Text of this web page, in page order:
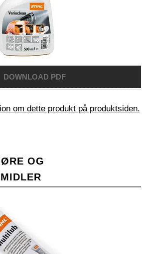
om dette produkt på produktsiden.
OG